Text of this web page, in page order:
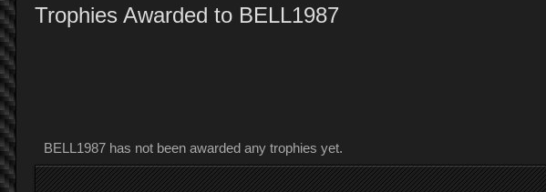
Trophies Awarded to BELL1987
BELL1987 has not been awarded any trophies yet.